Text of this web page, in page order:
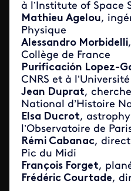
à l’Institute of Space
Mathieu Agelou,
Physique
Alessandro Morbidelli
Collège de France
Purificación Lopez-
CNRS et à
Jean Duprat,
National d’Histoire
Elsa Ducrot,
l’Observatoire de
Rémi Cabanac,
Pic du Midi
François Forget,
Frédéric Courtade,